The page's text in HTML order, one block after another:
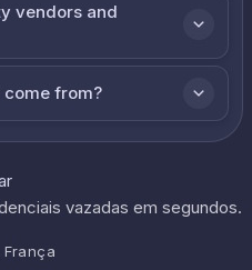
vendors and
come from?
vazadas em segundos.